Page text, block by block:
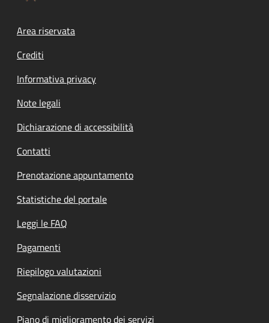
Footer menu
Area riservata
Crediti
Informativa privacy
Note legali
Dichiarazione di accessibilità
Contatti
Prenotazione appuntamento
Statistiche del portale
Leggi le FAQ
Pagamenti
Riepilogo valutazioni
Segnalazione disservizio
Piano di miglioramento dei servizi